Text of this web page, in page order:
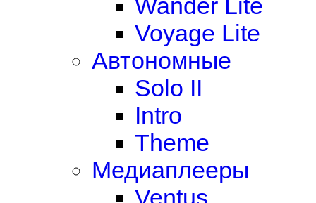
Wander Lite
Voyage Lite
Автономные
Solo II
Intro
Theme
Медиаплееры
Ventus